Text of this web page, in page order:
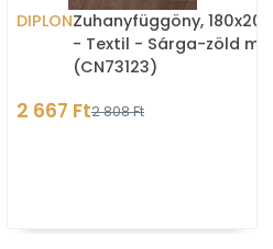
DIPLONZuhanyfüggöny,
- Textil - Sárga-zöld
(CN73123)
2 667 Ft2 808 Ft